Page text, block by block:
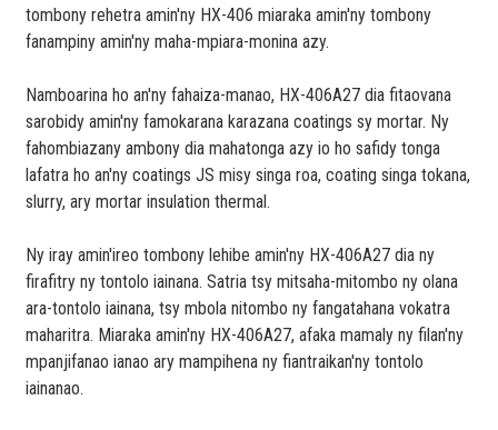
tombony rehetra amin'ny HX-406 miaraka amin'ny tombony
fanampiny amin'ny maha-mpiara-monina azy.
Namboarina ho an'ny fahaiza-manao, HX-406A27 dia fitaovana
sarobidy amin'ny famokarana karazana coatings sy mortar. Ny
fahombiazany ambony dia mahatonga azy io ho safidy tonga
lafatra ho an'ny coatings JS misy singa roa, coating singa tokana,
slurry, ary mortar insulation thermal.
Ny iray amin'ireo tombony lehibe amin'ny HX-406A27 dia ny
firafitry ny tontolo iainana. Satria tsy mitsaha-mitombo ny olana
ara-tontolo iainana, tsy mbola nitombo ny fangatahana vokatra
maharitra. Miaraka amin'ny HX-406A27, afaka mamaly ny filan'ny
mpanjifanao ianao ary mampihena ny fiantraikan'ny tontolo
iainanao.